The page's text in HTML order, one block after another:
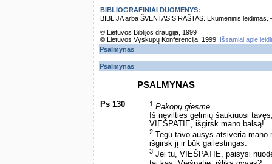
BIBLIOGRAFINIAI DUOMENYS:
BIBLIJA arba ŠVENTASIS RAŠTAS. Ekumeninis
© Lietuvos Biblijos draugija, 1999
© Lietuvos Vyskupų Konferencija, 1999.
Išsamiai apie
Psalmynas
Psalmynas
PSALMYNAS
Ps 130 1 Pakopų giesmė.
Iš nevilties gelmių šaukiuosi
VIEŠPATIE, išgirsk mano balsą!
2 Tegu tavo ausys atsiveria mano
išgirsk jį ir būk gailestingas.
3 Jei tu, VIEŠPATIE, paisysi